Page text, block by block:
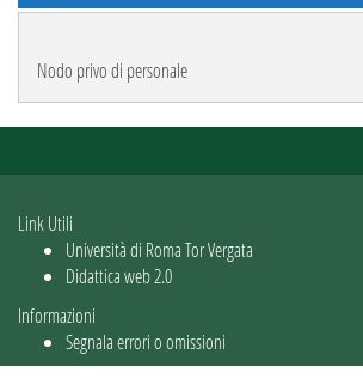
Nodo privo di personale
Link Utili
Università di Roma Tor Vergata
Didattica web 2.0
Informazioni
Segnala errori o omissioni